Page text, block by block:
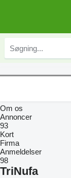
Om os
Annoncer
93
Kort
Firma
Anmeldelser
98
TriNufa